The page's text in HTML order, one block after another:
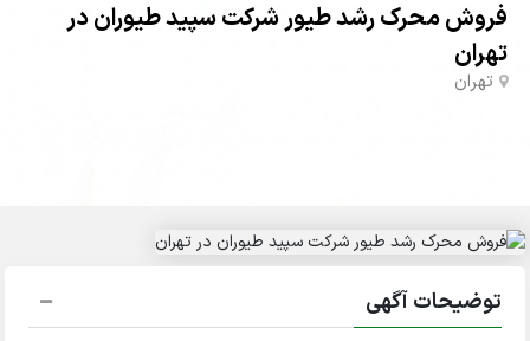
فروش محرک رشد طیور شرکت سپید طیوران در
تهران
تهران
توضیحات آگهی